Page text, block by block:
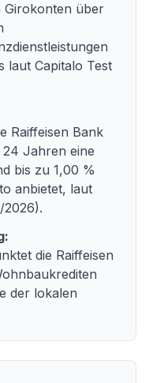
Girokonten über
laut Capitalo Test
Raiffeisen Bank
Jahren eine
bis zu 1,00 %
anbietet, laut
2026).
die Raiffeisen
der lokalen